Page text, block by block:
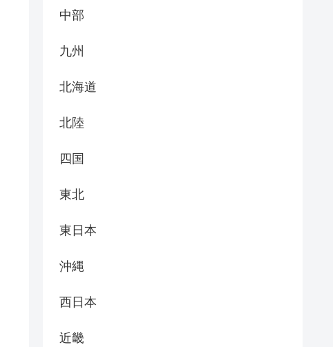
中部
九州
北海道
北陸
四国
東北
東日本
沖縄
西日本
近畿